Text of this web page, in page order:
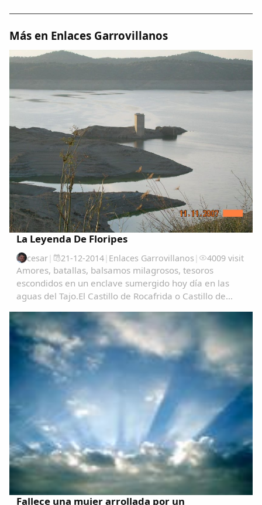
Peñas
La palra
Más en Enlaces Garrovillanos
La Leyenda De Floripes
cesar| 21-12-2014| Enlaces Garrovillanos | 4009 visit
Amores, batallas, balsamos milagrosos, tesoros
escondidos en un enclave sumergido hoy día en las
aguas del Tajo.El Castillo de Rocafrida o Castillo de
sobre los restos de otra romana anterior...
Fallece una mujer arrollada por un